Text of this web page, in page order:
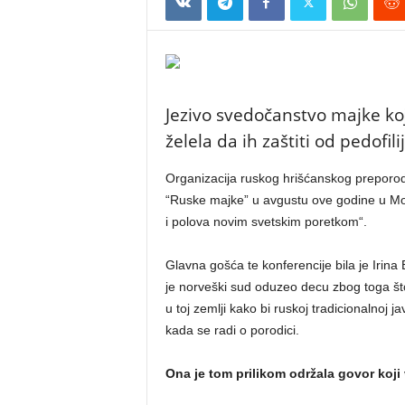
Jezivo svedočanstvo majke
želela da ih zaštiti od
Organizacija ruskog hrišćanskog
“Ruske majke” u avgustu ove godine u
i polova novim svetskim poretkom“.
Glavna gošća te konferencije bila je Irina
je norveški sud oduzeo decu zbog toga
u toj zemlji kako bi ruskoj tradicionalnoj
kada se radi o porodici.
Ona je tom prilikom održala govor